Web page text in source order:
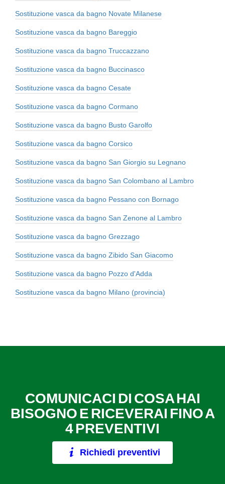
Sostituzione vasca da bagno Novate Milanese
Sostituzione vasca da bagno Bareggio
Sostituzione vasca da bagno Truccazzano
Sostituzione vasca da bagno Buccinasco
Sostituzione vasca da bagno Cesate
Sostituzione vasca da bagno Cormano
Sostituzione vasca da bagno Busto Garolfo
Sostituzione vasca da bagno Corsico
Sostituzione vasca da bagno San Giorgio su Legnano
Sostituzione vasca da bagno San Colombano al Lambro
Sostituzione vasca da bagno Pessano con Bornago
Sostituzione vasca da bagno San Zenone al Lambro
Sostituzione vasca da bagno Grezzago
Sostituzione vasca da bagno Zibido San Giacomo
Sostituzione vasca da bagno Pozzo d'Adda
Sostituzione vasca da bagno Milano (provincia)
COMUNICACI DI COSA HAI
BISOGNO E RICEVERAI FINO A
4 PREVENTIVI
Richiedi preventivi